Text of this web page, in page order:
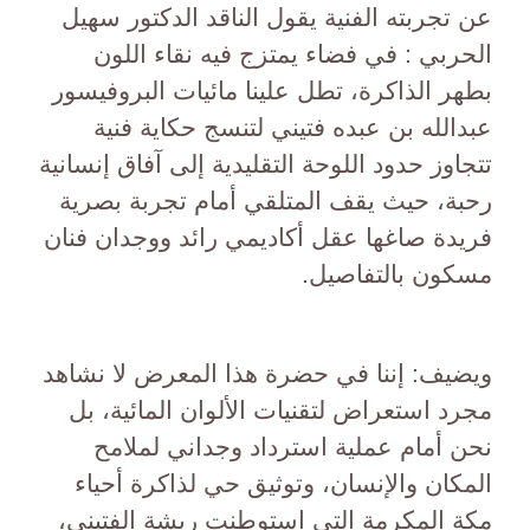
عن تجربته الفنية يقول الناقد الدكتور سهيل
الحربي : في فضاء يمتزج فيه نقاء اللون
بطهر الذاكرة، تطل علينا مائيات البروفيسور
عبدالله بن عبده فتيني لتنسج حكاية فنية
تتجاوز حدود اللوحة التقليدية إلى آفاق إنسانية
رحبة، حيث يقف المتلقي أمام تجربة بصرية
فريدة صاغها عقل أكاديمي رائد ووجدان فنان
مسكون بالتفاصيل.
ويضيف: إننا في حضرة هذا المعرض لا نشاهد
مجرد استعراض لتقنيات الألوان المائية، بل
نحن أمام عملية استرداد وجداني لملامح
المكان والإنسان، وتوثيق حي لذاكرة أحياء
مكة المكرمة التي استوطنت ريشة الفتيني،